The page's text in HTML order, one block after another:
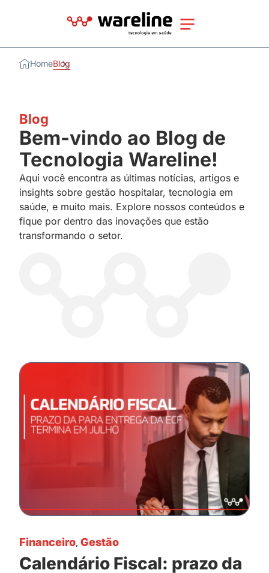
HomeBlog
Blog
Bem-vindo ao Blog de
Tecnologia Wareline!
Aqui você encontra as últimas notícias, artigos e
insights sobre gestão hospitalar, tecnologia em
saúde, e muito mais. Explore nossos conteúdos e
fique por dentro das inovações que estão
transformando o setor.
Financeiro, Gestão
Calendário Fiscal: prazo da